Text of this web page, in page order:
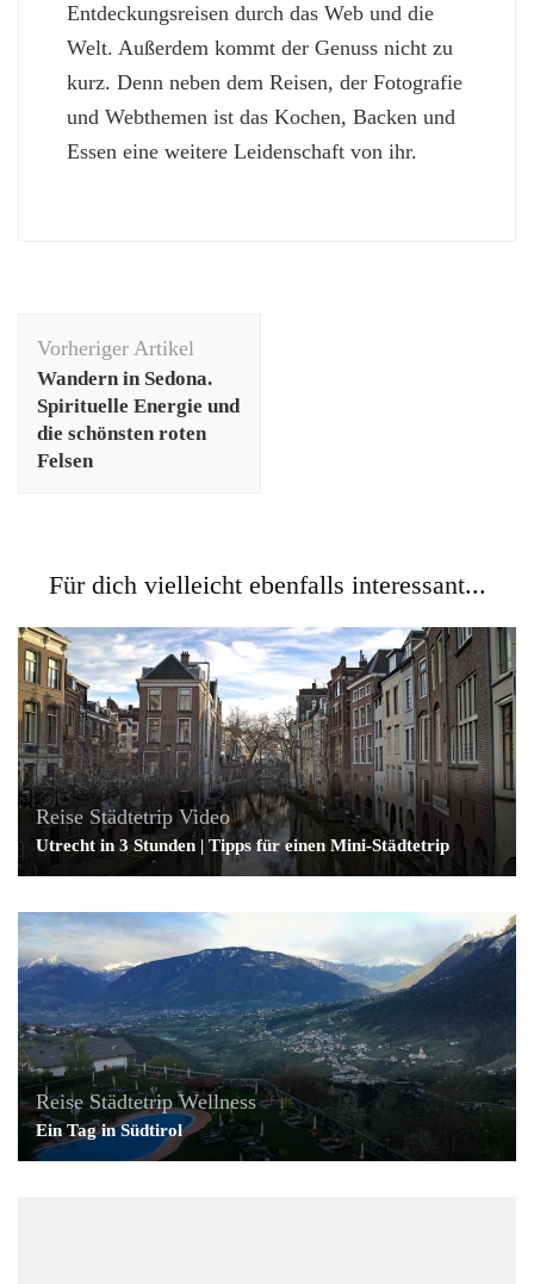
Entdeckungsreisen durch das Web und die
Welt. Außerdem kommt der Genuss nicht zu
kurz. Denn neben dem Reisen, der Fotografie
und Webthemen ist das Kochen, Backen und
Essen eine weitere Leidenschaft von ihr.
Vorheriger Artikel
Wandern in Sedona.
Spirituelle Energie und
die schönsten roten
Felsen
Für dich vielleicht ebenfalls interessant...
Reise Städtetrip Video
Utrecht in 3 Stunden | Tipps für einen Mini-Städtetrip
Reise Städtetrip Wellness
Ein Tag in Südtirol